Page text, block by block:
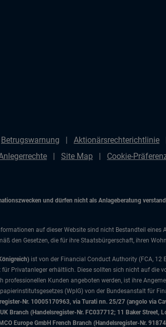
Betrugswarnung Aktionärsrechterichtlinie
Site Map Cookie-
und dürfen nicht als Anlageberatung
auf dieser Website sind nicht Bestandteil
den Gesetzen, die für ihre Staatsbürgerschaft, ihren
ist von der Financial Conduct Authority (FCA, 12
Privatanleger erhältlich. Diese sollten sich nicht auf die
Kunden angeboten werden, ist ihre
(WpIG) von der Bundesanstalt für
Nr. 10005170963, via Turati nn. 25/27 (angolo via
Branch (Handelsregister-Nr. FC037712; 11 Baker Street,
Europe GmbH French Branch (Handelsregister-Nr.